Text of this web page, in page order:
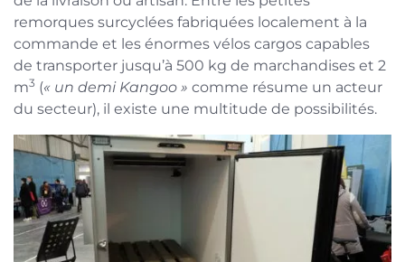
remorques surcyclées fabriquées localement à la
commande et les énormes vélos cargos capables
de transporter jusqu’à 500 kg de marchandises et 2
m3 (« un demi Kangoo » comme résume un acteur
du secteur), il existe une multitude de possibilités.